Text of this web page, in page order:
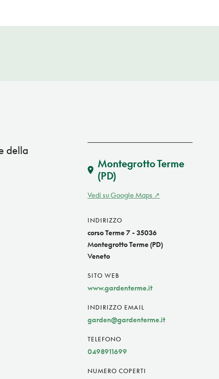
della
Montegrotto Terme
(PD)
Vedi su Google Maps
INDIRIZZO
corso Terme 7 - 35036
Montegrotto Terme (PD)
Veneto
SITO WEB
www.gardenterme.it
INDIRIZZO EMAIL
garden@gardenterme.it
TELEFONO
0498911699
NUMERO COPERTI